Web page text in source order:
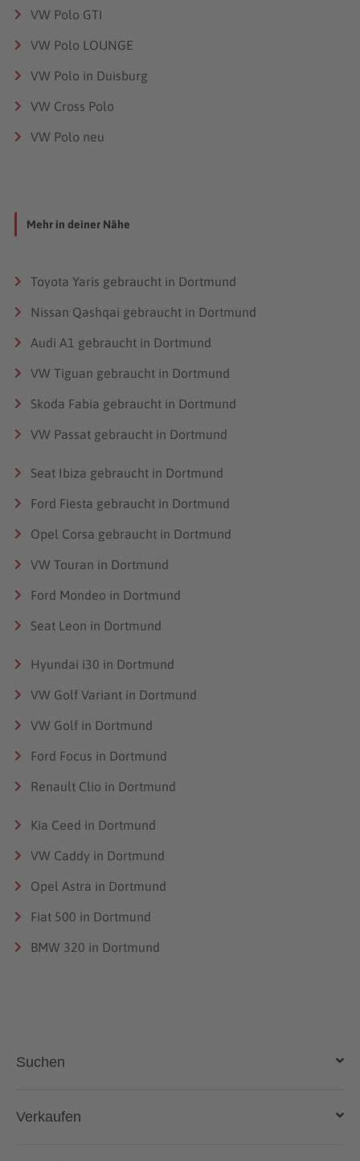
VW Polo GTI
VW Polo LOUNGE
VW Polo in Duisburg
VW Cross Polo
VW Polo neu
Mehr in deiner Nähe
Toyota Yaris gebraucht in Dortmund
Nissan Qashqai gebraucht in Dortmund
Audi A1 gebraucht in Dortmund
VW Tiguan gebraucht in Dortmund
Skoda Fabia gebraucht in Dortmund
VW Passat gebraucht in Dortmund
Seat Ibiza gebraucht in Dortmund
Ford Fiesta gebraucht in Dortmund
Opel Corsa gebraucht in Dortmund
VW Touran in Dortmund
Ford Mondeo in Dortmund
Seat Leon in Dortmund
Hyundai i30 in Dortmund
VW Golf Variant in Dortmund
VW Golf in Dortmund
Ford Focus in Dortmund
Renault Clio in Dortmund
Kia Ceed in Dortmund
VW Caddy in Dortmund
Opel Astra in Dortmund
Fiat 500 in Dortmund
BMW 320 in Dortmund
Suchen
Auto kaufen
Verkaufen